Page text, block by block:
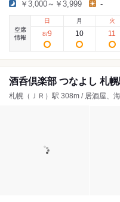
￥3,000～￥3,999 -
空席
情報
日
8/9
月
10
火
11
酒呑倶楽部 つなよし 札
札幌（ＪＲ）駅 308m / 居酒屋、